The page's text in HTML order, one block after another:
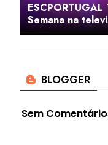
Semana na
Sem